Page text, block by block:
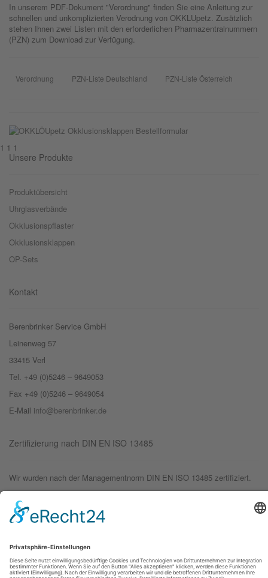
In unserem PDF-Dokument "Verordnung" finden Sie eine Anleitung zur
schnellen und unkomplizierten Verodnung von OKKLUpetz. Zusätzlich
stehen Ihnen zwei Listen mit den erforderlichen Pharmazentralnummern
(PZN) zum Download zur Verfügung.
Verordnung PZN-Liste Deutschland PZN-Liste Österreich
1 1 1
Unsere Produkte
Produktübersicht
Uhrglasverbände
Okklusionspflaster
Okklusionsklappen
OP-Sets
Kontakt
Berenbrinker Service GmbH
Leinenweg 57
33415 Verl
Tel. +49 (0)5246 – 9649053
Fax +49 (0)5246 – 9649054
E-Mail info@berenbrinker.de
Zertifizierung nach DIN EN ISO 13485
Wir wurden nach der Managementnorm DIN EN ISO 13485 zertifiziert.
© 2019 – Berenbrinker Service GmbH
Impressum Datenschutzerklärung Login Logout